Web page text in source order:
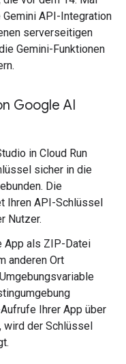
API-Integration
serverseitigen
Gemini-Funktionen
Google AI
in Cloud Run
sicher in die
Die
Ihren API-Schlüssel
Nutzer.
App als ZIP-Datei
anderen Ort
Ihrer App über
wird der Schlüssel